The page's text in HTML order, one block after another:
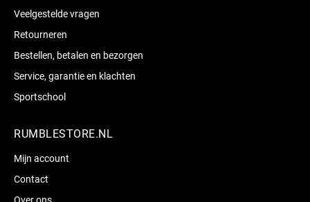
Veelgestelde vragen
Retourneren
Bestellen, betalen en bezorgen
Service, garantie en klachten
Sportschool
RUMBLESTORE.NL
Mijn account
Contact
Over ons